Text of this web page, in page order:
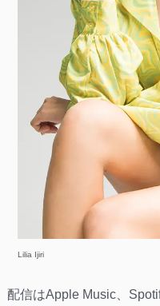
Lilia Ijiri
配信はApple Music、